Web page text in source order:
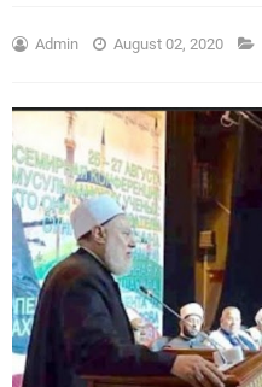
Admin August 02, 2020